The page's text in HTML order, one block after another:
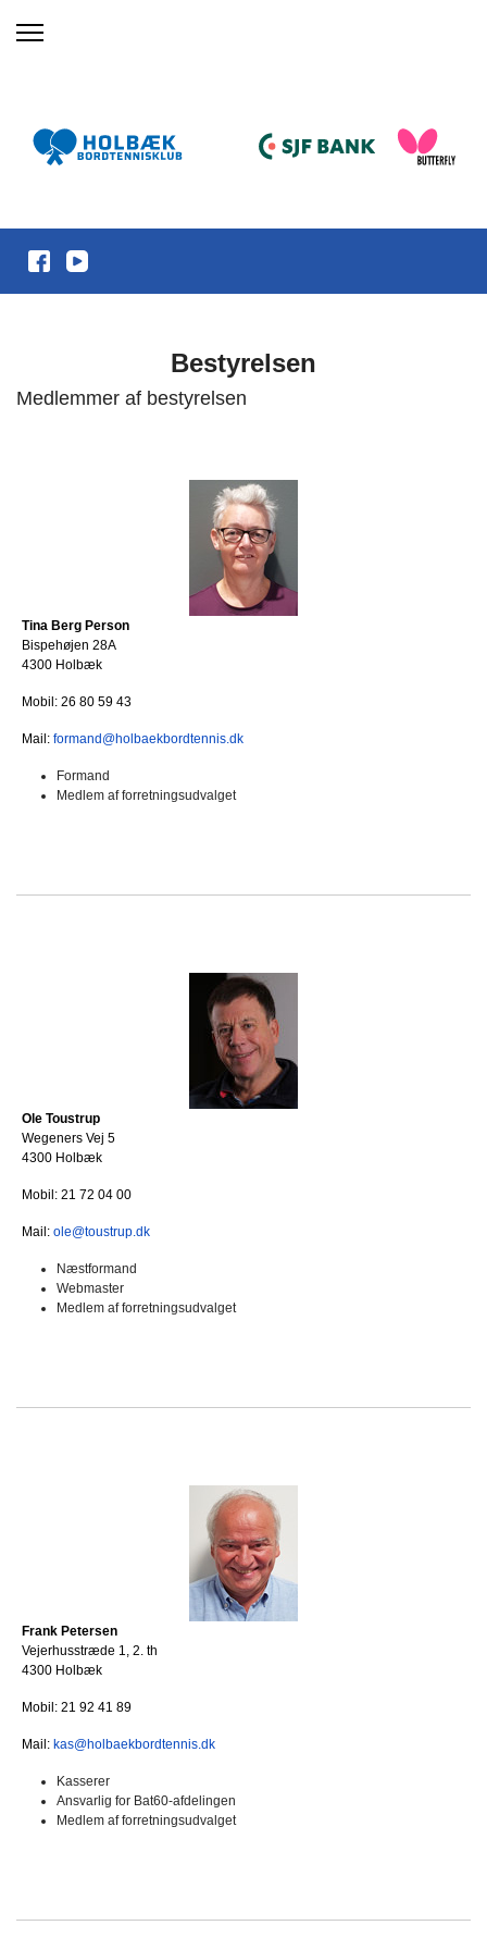
Bestyrelsen
Medlemmer af bestyrelsen
Tina Berg Person
Bispehøjen 28A
4300 Holbæk
Mobil: 26 80 59 43
Mail: formand@holbaekbordtennis.dk
Formand
Medlem af forretningsudvalget
Ole Toustrup
Wegeners Vej 5
4300 Holbæk
Mobil: 21 72 04 00
Mail: ole@toustrup.dk
Næstformand
Webmaster
Medlem af forretningsudvalget
Frank Petersen
Vejerhusstræde 1, 2. th
4300 Holbæk
Mobil: 21 92 41 89
Mail: kas@holbaekbordtennis.dk
Kasserer
Ansvarlig for Bat60-afdelingen
Medlem af forretningsudvalget